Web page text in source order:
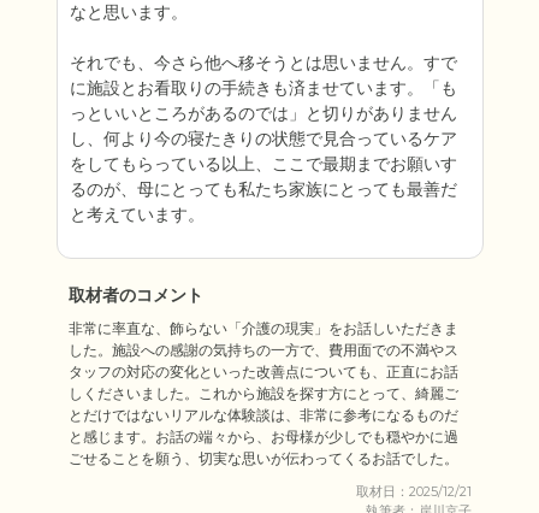
なと思います。
それでも、今さら他へ移そうとは思いません。すで
に施設とお看取りの手続きも済ませています。「も
っといいところがあるのでは」と切りがありません
し、何より今の寝たきりの状態で見合っているケア
をしてもらっている以上、ここで最期までお願いす
るのが、母にとっても私たち家族にとっても最善だ
と考えています。
取材者のコメント
非常に率直な、飾らない「介護の現実」をお話しいただきま
した。施設への感謝の気持ちの一方で、費用面での不満やス
タッフの対応の変化といった改善点についても、正直にお話
しくださいました。これから施設を探す方にとって、綺麗ご
とだけではないリアルな体験談は、非常に参考になるものだ
と感じます。お話の端々から、お母様が少しでも穏やかに過
ごせることを願う、切実な思いが伝わってくるお話でした。
取材日：2025/12/21